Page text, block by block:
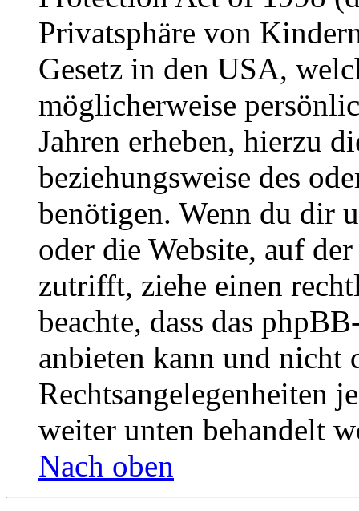
Privatsphäre von
Gesetz in den USA,
möglicherweise
Jahren erheben, hierzu
beziehungsweise des
benötigen. Wenn du dir
oder die Website, auf
zutrifft, ziehe einen
beachte, dass das
anbieten kann und nicht
Rechtsangelegenheiten
weiter unten behandelt
Nach oben